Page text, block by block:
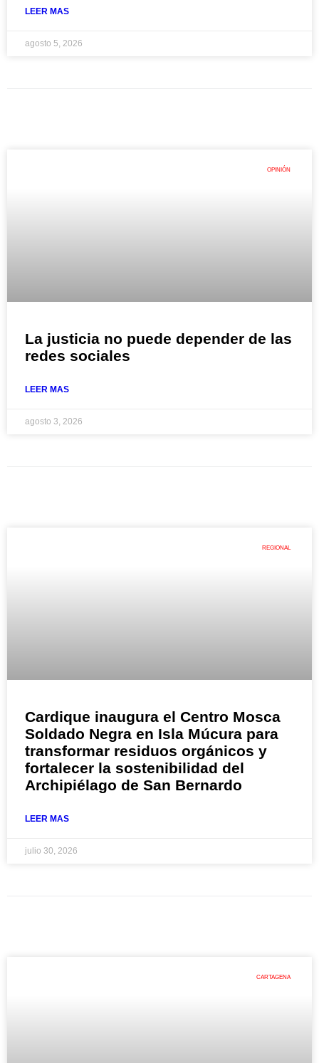
LEER MAS
agosto 5, 2026
OPINIÓN
La justicia no puede depender de las
redes sociales
LEER MAS
agosto 3, 2026
REGIONAL
Cardique inaugura el Centro Mosca
Soldado Negra en Isla Múcura para
transformar residuos orgánicos y
fortalecer la sostenibilidad del
Archipiélago de San Bernardo
LEER MAS
julio 30, 2026
CARTAGENA